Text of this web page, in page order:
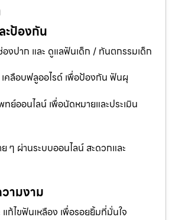
ะป้องกัน
งปาก และ ดูแลฟันเด็ก / ทันตกรรมเด็ก
คลือบฟลูออไรด์ เพื่อป้องกัน ฟันผุ
ย์ออนไลน์ เพื่อนัดหมายและประเมิน
ๆ ผ่านระบบออนไลน์ สะดวกและ
ามงาม
ก้ไขฟันเหลือง เพื่อรอยยิ้มที่มั่นใจ